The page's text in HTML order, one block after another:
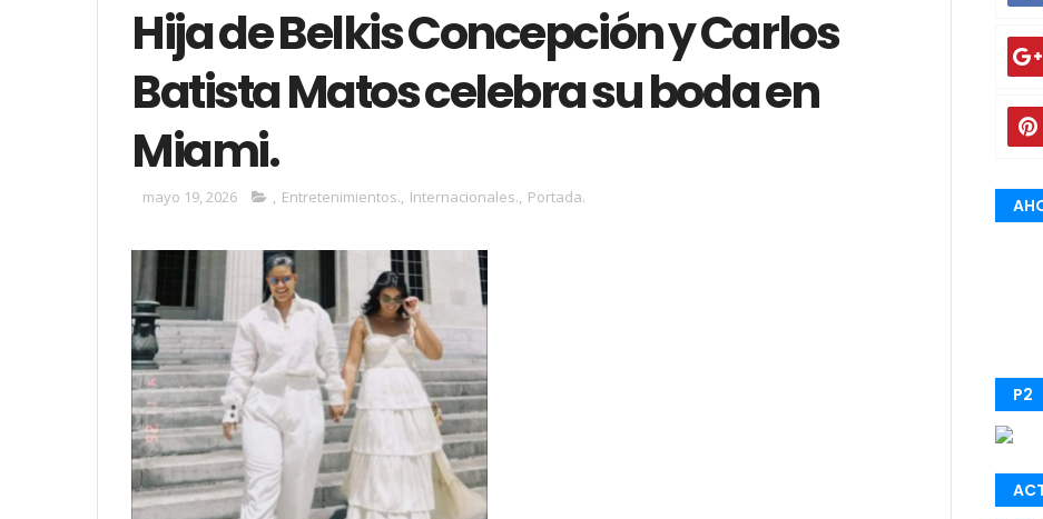
Hija de Belkis Concepción y Carlos
Batista Matos celebra su boda en
Miami.
mayo 19, 2026 , Entretenimientos., Internacionales., Portada.
P2